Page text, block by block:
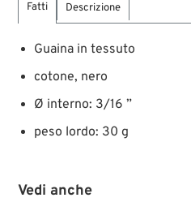
Fatti Descrizione
Guaina in tessuto
cotone, nero
Ø interno: 3/16 ”
peso lordo: 30 g
Vedi anche